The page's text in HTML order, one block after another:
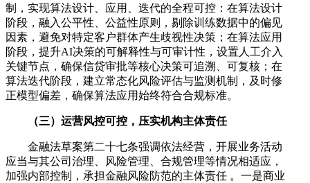
制，实现算法设计、应用、迭代的全程可控：在算法设计
阶段，融入公平性、公益性原则，剔除训练数据中的偏见
因素，避免对特定客户群体产生歧视性决策；在算法应用
阶段，提升AI决策的可解释性与可审计性，设置人工介入
关键节点，确保信贷审批等核心决策可追溯、可复核；在
算法迭代阶段，建立常态化风险评估与监测机制，及时修
正模型偏差，确保算法应用始终符合合规标准。
（三）运营风控可控，压实机构主体责任
金融法草案第二十七条强调依法经营，开展业务活动
应当与其公司治理、风险管理、合规管理等情况相适应，
加强内部控制，承担金融风险防范的主体责任 。一是商业